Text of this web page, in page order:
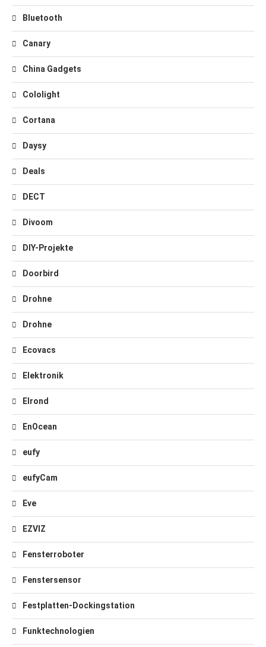
Bluetooth
Canary
China Gadgets
Cololight
Cortana
Daysy
Deals
DECT
Divoom
DIY-Projekte
Doorbird
Drohne
Drohne
Ecovacs
Elektronik
Elrond
EnOcean
eufy
eufyCam
Eve
EZVIZ
Fensterroboter
Fenstersensor
Festplatten-Dockingstation
Funktechnologien